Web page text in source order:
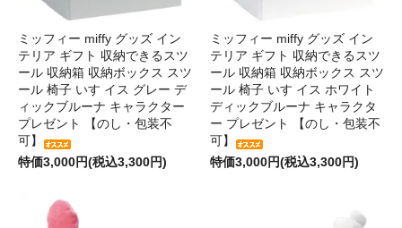
ミッフィー miffy グッズ イン
テリア ギフト 収納できるスツ
ール 収納箱 収納ボックス スツ
ール 椅子 いす イス グレー デ
ィックブルーナ キャラクター
プレゼント 【のし・包装不
可】
特価3,000円(税込3,300円)
ミッフィー miffy グッズ イン
テリア ギフト 収納できるスツ
ール 収納箱 収納ボックス スツ
ール 椅子 いす イス ホワイト
ディックブルーナ キャラクタ
ー プレゼント 【のし・包装不
可】
特価3,000円(税込3,300円)